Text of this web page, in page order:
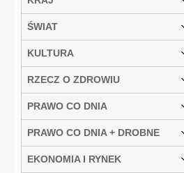
ŚWIAT
KULTURA
RZECZ O ZDROWIU
PRAWO CO DNIA
PRAWO CO DNIA + DROBNE
EKONOMIA I RYNEK